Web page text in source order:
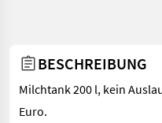
BESCHREIBUNG
Milchtank 200 l, kein
Euro.